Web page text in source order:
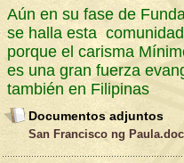
Aún en su fase de
se halla esta
porque el carisma
es una gran fuerza
también en Filipinas
Documentos adjuntos
San Francisco ng Paula.doc